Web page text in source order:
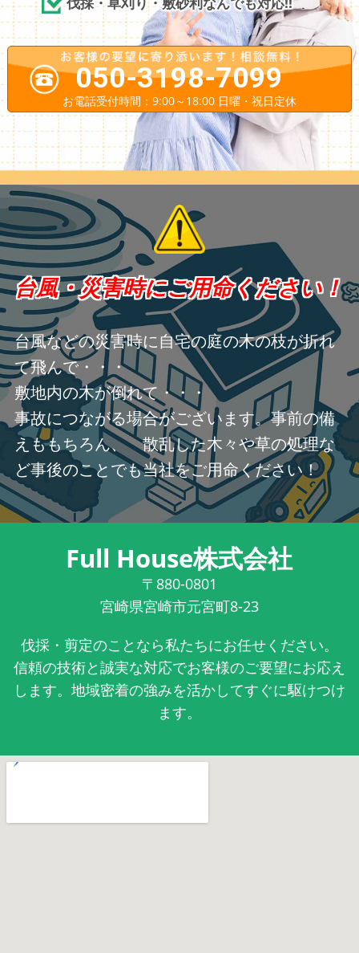
050-3198-7099
お電話受付時間：9:00～18:00 日曜・祝日定休
台風・災害時にご用命ください！
台風などの災害時に自宅の庭の木の枝が折れ
て飛んで・・・
敷地内の木が倒れて・・・
事故につながる場合がございます。事前の備
えももちろん、 散乱した木々や草の処理な
ど事後のことでも当社をご用命ください！
Full House株式会社
〒880-0801
宮崎県宮崎市元宮町8-23
伐採・剪定のことなら私たちにお任せください。
信頼の技術と誠実な対応でお客様のご要望にお応え
します。地域密着の強みを活かしてすぐに駆けつけ
ます。